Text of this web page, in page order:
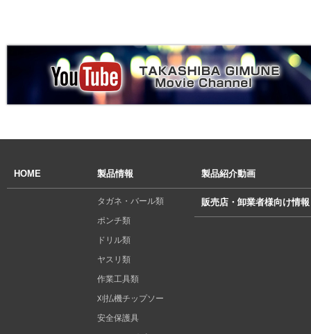
HOME 製品情報
タガネ・バール類
ポンチ類
ドリル類
ヤスリ類
作業工具類
刈払機チップソー
安全保護具
製品紹介動画
販売店・卸業者様向け情報